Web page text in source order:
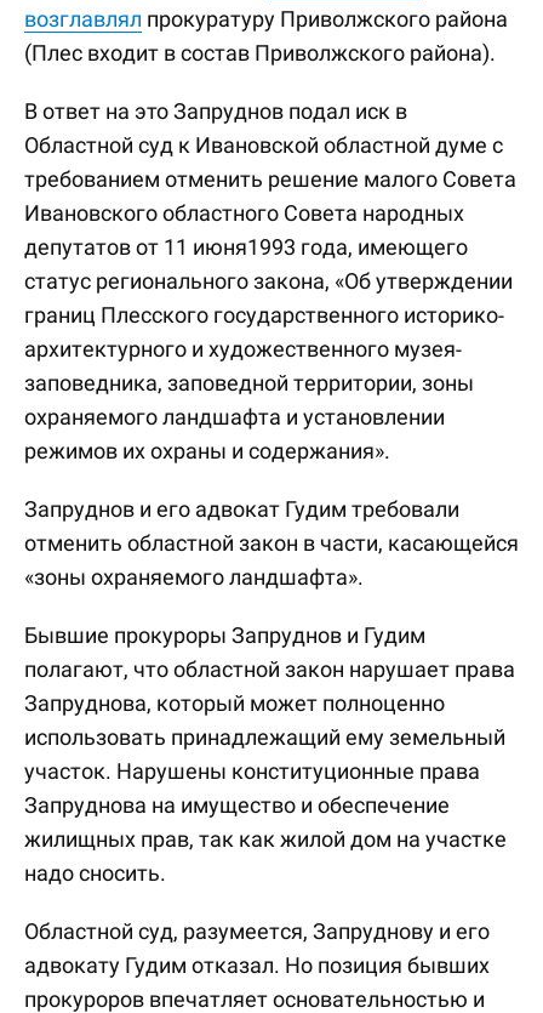
возглавлял прокуратуру Приволжского района
(Плес входит в состав Приволжского района).
В ответ на это Запруднов подал иск в
Областной суд к Ивановской областной думе с
требованием отменить решение малого Совета
Ивановского областного Совета народных
депутатов от 11 июня1993 года, имеющего
статус регионального закона, «Об утверждении
границ Плесского государственного историко-
архитектурного и художественного музея-
заповедника, заповедной территории, зоны
охраняемого ландшафта и установлении
режимов их охраны и содержания».
Запруднов и его адвокат Гудим требовали
отменить областной закон в части, касающейся
«зоны охраняемого ландшафта».
Бывшие прокуроры Запруднов и Гудим
полагают, что областной закон нарушает права
Запруднова, который может полноценно
использовать принадлежащий ему земельный
участок. Нарушены конституционные права
Запруднова на имущество и обеспечение
жилищных прав, так как жилой дом на участке
надо сносить.
Областной суд, разумеется, Запруднову и его
адвокату Гудим отказал. Но позиция бывших
прокуроров впечатляет основательностью и